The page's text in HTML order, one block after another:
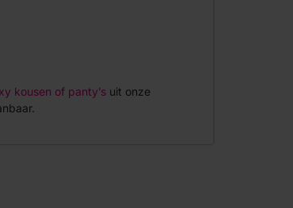
kousen of panty’suit onze